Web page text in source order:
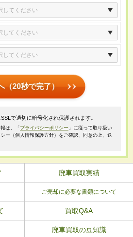
（20秒で完了）
で適切に暗号化され保護されます。
は、「プライバシーポリシー 」に従って取り扱い
ー（個人情報保護方針）をご確認、同意の上、送
廃車買取実績
ご売却に必要な書類について
買取Q&A
廃車買取の豆知識